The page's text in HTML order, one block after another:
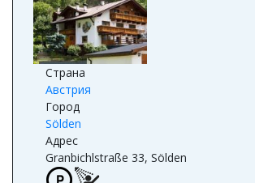
Страна
Австрия
Город
Sölden
Адрес
Granbichlstraße 33, Sölden